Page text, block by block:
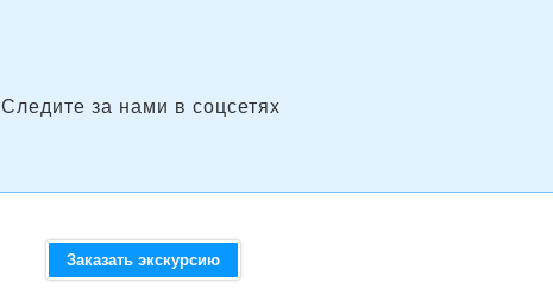
Следите за нами в соцсетях
Заказать экскурсию